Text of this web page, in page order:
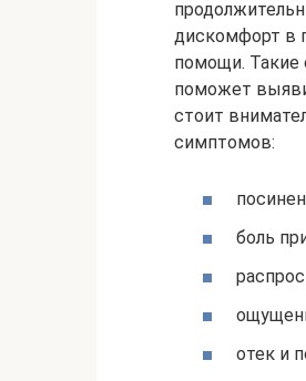
дискомфорт в
помощи. Такие
поможет
стоит
симптомов:
боль
отек и